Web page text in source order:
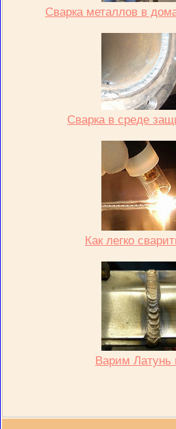
Сварка металлов в
Сварка в среде
Как легко
Варим Латунь